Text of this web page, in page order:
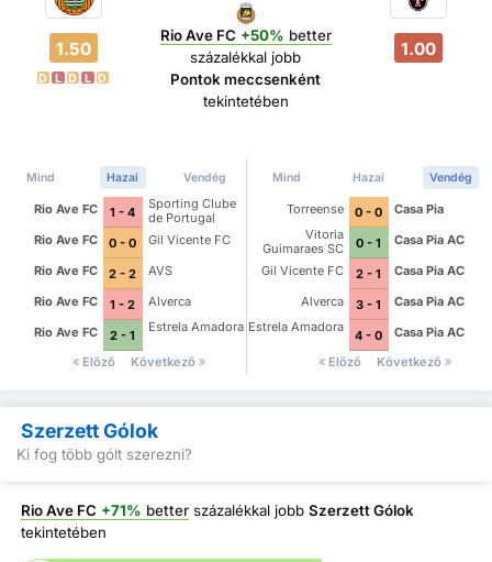
1.50
D L D L D
Rio Ave FC +50% better
százalékkal jobb
Pontok meccsenként
tekintetében
1.00
Mind Hazai Vendég
Rio Ave FC 1 - 4
Sporting Clube
de Portugal
Rio Ave FC
0 - 0
Gil Vicente FC
Rio Ave FC
2 - 2
AVS
Rio Ave FC
1 - 2
Alverca
Rio Ave FC
2 - 1
Estrela Amadora
Előző Következő
Mind Hazai Vendég
Torreense 0 - 0
Casa Pia
Vitoria
Guimaraes SC
0 - 1
Casa Pia AC
Gil Vicente FC
2 - 1
Casa Pia AC
Alverca
3 - 1
Casa Pia AC
Estrela Amadora
4 - 0
Casa Pia AC
Előző
Következő
Szerzett Gólok
Ki fog több gólt szerezni?
Rio Ave FC +71% better százalékkal jobb Szerzett Gólok
tekintetében